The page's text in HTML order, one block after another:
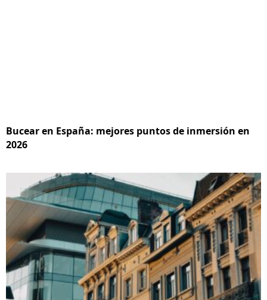
Bucear en España: mejores puntos de inmersión en
2026